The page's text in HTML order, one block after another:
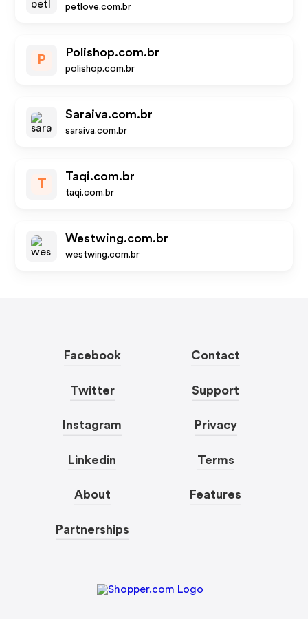
petlove.com.br
P
Polishop.com.br
polishop.com.br
Saraiva.com.br
saraiva.com.br
T
Taqi.com.br
taqi.com.br
Westwing.com.br
westwing.com.br
Facebook
Twitter
Instagram
Linkedin
About
Partnerships
Contact
Support
Privacy
Terms
Features